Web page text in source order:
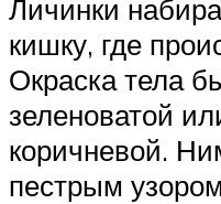
Личинки
кишку, где
Окраска тела
зеленоватой
коричневой.
пестрым